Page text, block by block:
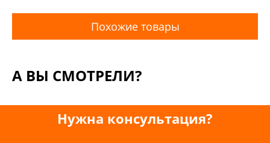
Похожие товары
А ВЫ СМОТРЕЛИ?
Нужна консультация?